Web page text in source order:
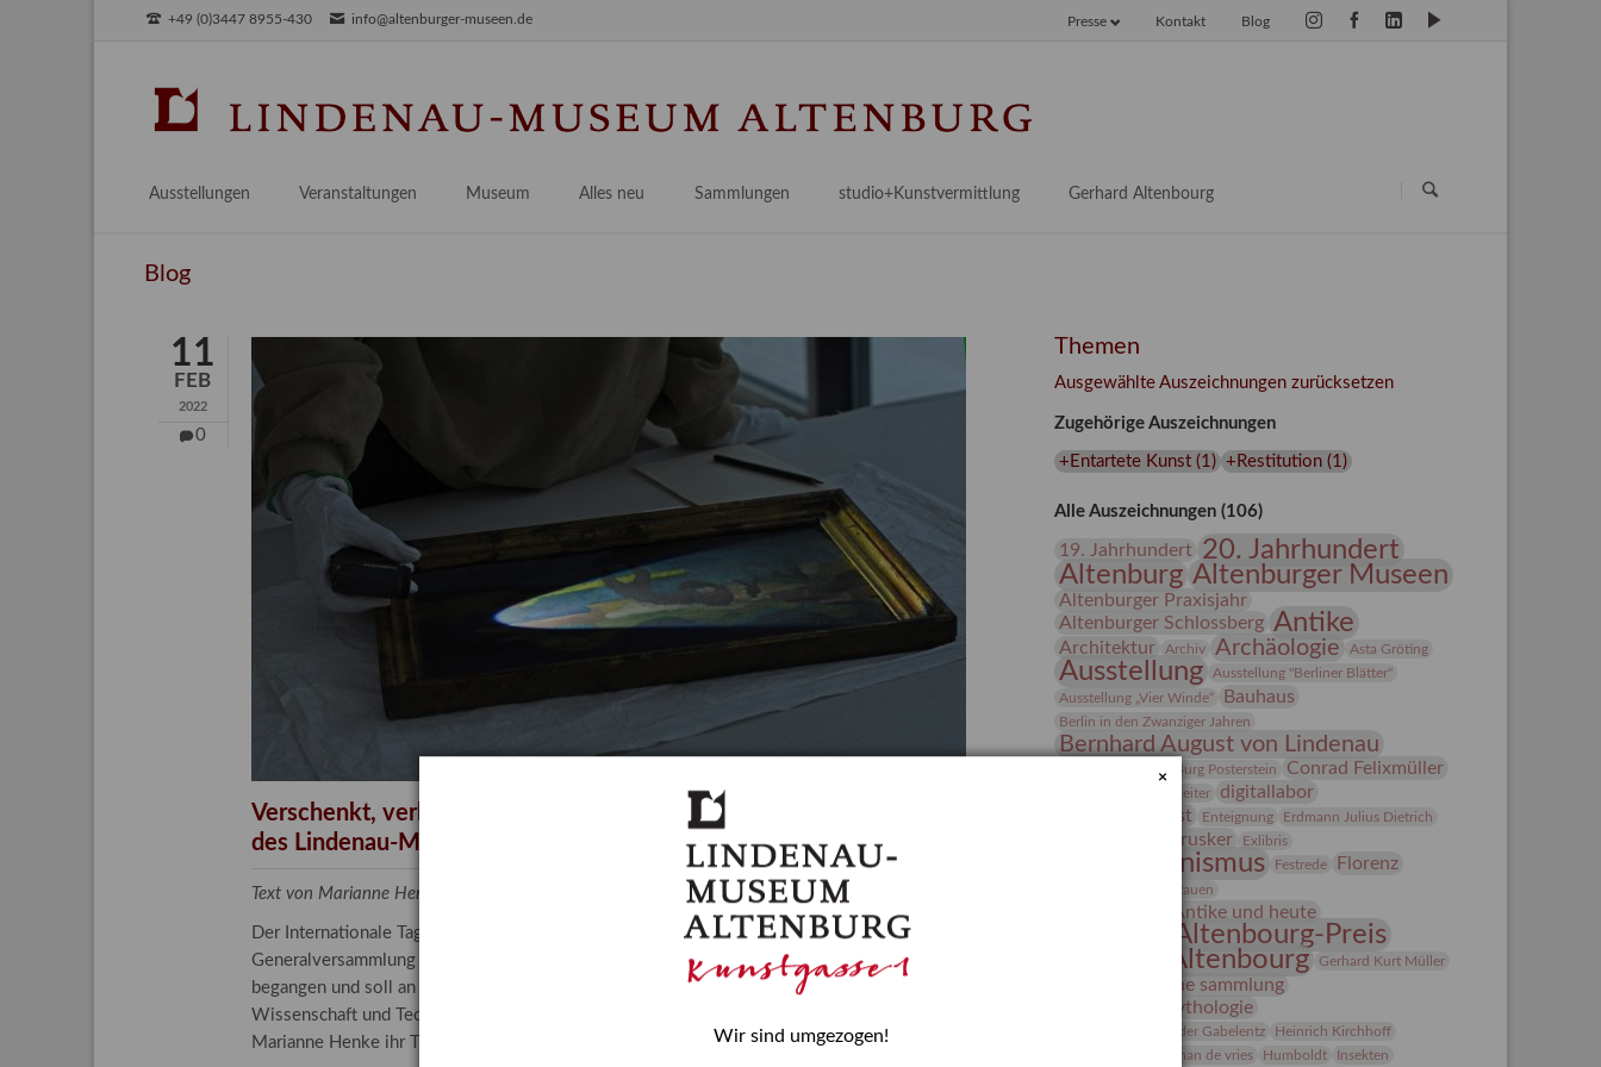
+49 (0)3447 8955-430 info@altenburger-museen.de Blog
Kontakt
Presse
Ausstellungen
Aktuell
Veranstaltungen Museum
Praktikum / Praxisprojekt
Bestandskataloge & Editionen
Gesamtverzeichnis
Kalender
Alles neu
Provenienzforschung
Kulturelle Vermittlung
Länderübergreifende kulturtouristische Ziele
Sammlungen
Malerei 17.–19. Jh.
Deutsche Malerei 20./21. Jh.
Grafische Sammlung
Kunstbibliothek
Restaurierung
Forschung
studio+Kunstvermittlung
Angebote für Erwachsene
Angebote für Kitas
Gerhard Altenbourg
Blog
11
FEB
2022
0
Verschenkt, verkauft, vergessen? – Kunstdetektivinnen im Dienste
des Lindenau-Museums
Text von Marianne Henke, Provenienzforscherin am Lindenau-Museum Altenburg
Der Internationale Tag der Frauen und Mädchen in der Wissenschaft wurde 2015 in der
Generalversammlung der Vereinten Nationen beschlossen. Er wird jährlich am 11. Februar
begangen und soll an die entscheidende Rolle erinnern, die Mädchen und Frauen in
Wissenschaft und Technologie spielen. In ihrem Blogbeitrag stellt Provenienzforscherin
Marianne Henke ihr Tätigkeitsfeld vor.
Themen
Ausgewählte Auszeichnungen zurücksetzen
Zugehörige Auszeichnungen
+Entartete Kunst(1 ) +Restitution(1 )
Alle Auszeichnungen (106)
19. Jahrhundert 20. Jahrhundert
Altenburg Altenburger Museen
Altenburger Praxisjahr
Altenburger Schlossberg Antike
Architektur Archiv Archäologie Asta Gröting
Ausstellung
Ausstellung "Berliner Blätter"
Ausstellung „Vier Winde“
Bauhaus
Berlin in den Zwanziger Jahren
Bernhard August von Lindenau
Bibliothek
Burg Posterstein Conrad Felixmüller
Der Blaue Reiter
digitallabor
Entartete Kunst
Enteignung
Erdmann Julius Dietrich
estrusker Exlibris
Expressionismus Festrede Florenz
frauen
Frauen in der Antike und heute
Gerhard-Altenbourg-Preis
Gerhard Altenbourg
Gerhard Kurt Müller
grafische sammlung
griechische Mythologie
Hanns-Conon von der Gabelentz Heinrich Kirchhoff
herman de vries Humboldt
Insekten
×
Wir sind umgezogen!